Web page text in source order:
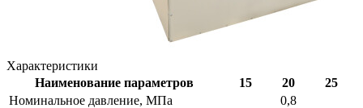
Характеристики
Наименование параметров
15 20
25
Номинальное давление, МПа
0,8